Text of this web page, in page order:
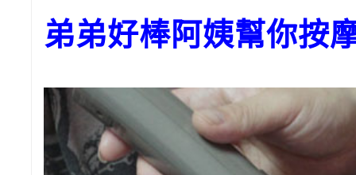
弟弟好棒阿姨幫你按